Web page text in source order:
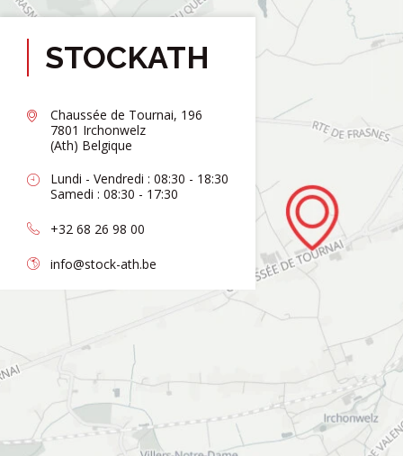
STOCKATH
Chaussée de Tournai, 196
7801 Irchonwelz
(Ath) Belgique
Lundi - Vendredi : 08:30 - 18:30
Samedi : 08:30 - 17:30
+32 68 26 98 00
info@stock-ath.be